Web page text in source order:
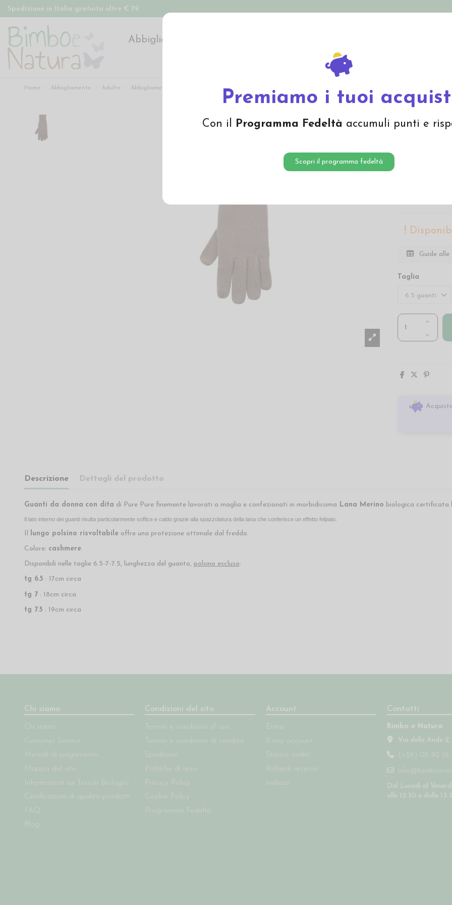
Premiamo i tuoi
Con il Programma Fedeltà accumuli punti e
Scopri il programma fedeltà
Spedizione in Italia gratuita oltre € 79
Abbigliamento
Offerte
Home Abbigliamento Adulto Abbigliamento adulto Guanti donna in lana Merino -col. cashmere
col.
Guanti donna Pure
interno a
Guide alle
Taglia
Descrizione Dettagli del prodotto
Guanti da donna con dita di Pure Pure finemente lavorati a maglia e confezionati in morbidissima Lana Merino biologica certificata
Il lato interno dei guanti risulta particolarmente soffice e caldo grazie alla spazzolatura della lana che conferisce un effetto felpato.
lungo polsino risvoltabileoffre una protezione ottimale dal freddo.
Colore: cashmere.
Disponibili nelle taglie 6.5-7-7.5, lunghezza del guanto, polsino escluso:
tg 6.5 : 17cm circa
tg 7: 18cm circa
tg 7.5 : 19cm circa
Chi siamo
Chi siamo
Customer Service
Metodi di pagamento
Mappa del sito
Informazioni sui Tessuti Biologici
Certificazioni di qualità prodotti
FAQ
Blog
Condizioni del sito
Termini e condizioni d' uso
Termini e condizioni di vendita
Spedizioni
Politiche di reso
Privacy Policy
Cookie Policy
Programma Fedeltà
Account
Entra
Il mio account
Storico ordini
Richiedi recesso
Indirizzi
Contatti
Bimbo e Natura
Via delle Ande
(+39) 02 92 16
Dal Lunedì al
alle 12:30 e dalle